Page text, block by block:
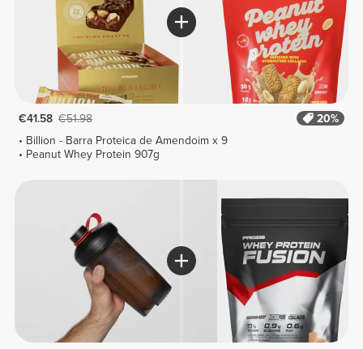
€41.58 €51.98
20%
Billion - Barra Proteica de Amendoim x 9
Peanut Whey Protein 907g